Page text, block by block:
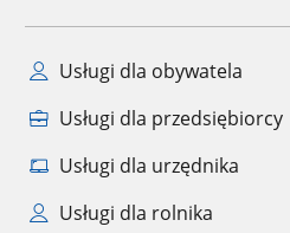
Usługi dla obywatela
Usługi dla przedsiębiorcy
Usługi dla urzędnika
Usługi dla rolnika